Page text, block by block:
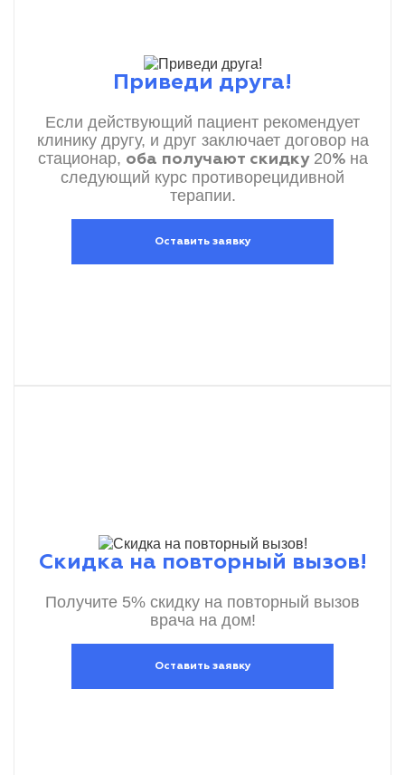
Приведи друга!
Если действующий пациент рекомендует
клинику другу, и друг заключает договор на
стационар, оба получают скидку 20%на
следующий курс противорецидивной
терапии.
Оставить заявку
Скидка на повторный вызов!
Получите 5% скидку на повторный вызов
врача на дом!
Оставить заявку